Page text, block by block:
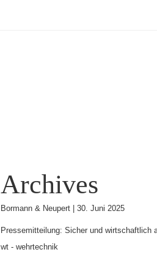
Archives
Bormann & Neupert | 30. Juni 2025
Pressemitteilung: Sicher und wirtschaftlich
wt - wehrtechnik